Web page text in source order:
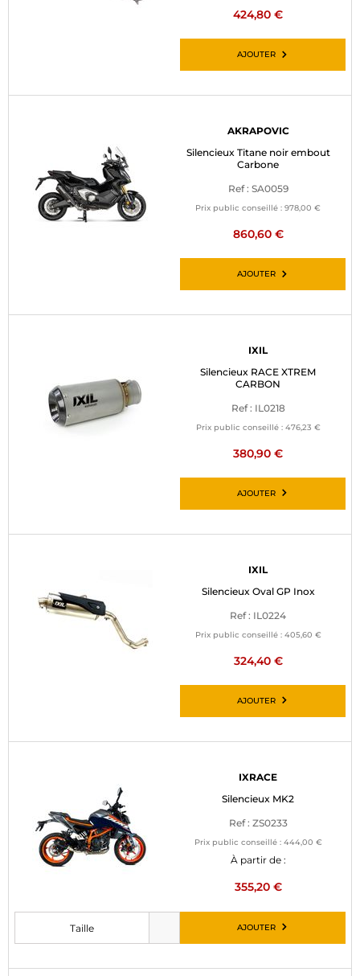
424,80 €
AJOUTER
AKRAPOVIC
Silencieux Titane noir embout
Carbone
Ref : SA0059
Prix public conseillé : 978,00 €
860,60 €
AJOUTER
IXIL
Silencieux RACE XTREM
CARBON
Ref : IL0218
Prix public conseillé : 476,23 €
380,90 €
AJOUTER
IXIL
Silencieux Oval GP Inox
Ref : IL0224
Prix public conseillé : 405,60 €
324,40 €
AJOUTER
IXRACE
Silencieux MK2
Ref : ZS0233
Prix public conseillé : 444,00 €
À partir de :
355,20 €
Veuillez choisir une taille avant d’ajouter au panier
Taille AJOUTER